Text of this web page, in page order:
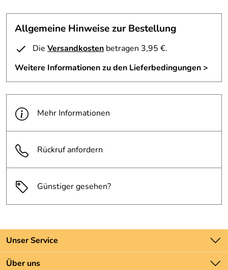
Allgemeine Hinweise zur Bestellung
Die Versandkosten betragen 3,95 €.
Weitere Informationen zu den Lieferbedingungen >
Mehr Informationen
Rückruf anfordern
Günstiger gesehen?
Unser Service
Kontakt
Über uns